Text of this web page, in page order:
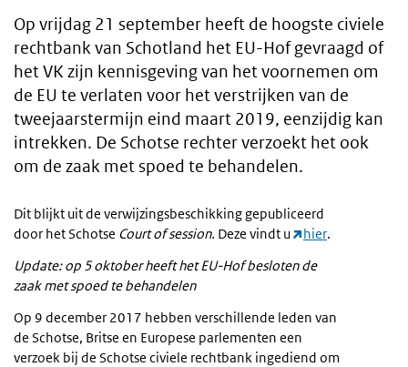
Op vrijdag 21 september heeft de hoogste civiele
rechtbank van Schotland het EU-Hof gevraagd of
het VK zijn kennisgeving van het voornemen om
de EU te verlaten voor het verstrijken van de
tweejaarstermijn eind maart 2019, eenzijdig kan
intrekken. De Schotse rechter verzoekt het ook
om de zaak met spoed te behandelen.
Dit blijkt uit de verwijzingsbeschikking gepubliceerd
door het Schotse Court of session. Deze vindt u hier.
Update: op 5 oktober heeft het EU-Hof besloten de
zaak met spoed te behandelen
Op 9 december 2017 hebben verschillende leden van
de Schotse, Britse en Europese parlementen een
verzoek bij de Schotse civiele rechtbank ingediend om